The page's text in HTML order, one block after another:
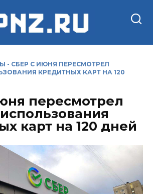
- СБЕР С ИЮНЯ ПЕРЕСМОТРЕЛ
КРЕДИТНЫХ КАРТ НА 120
пересмотрел
карт на 120 дней